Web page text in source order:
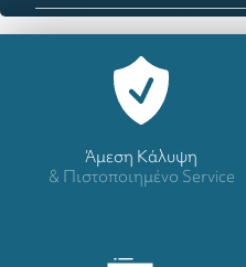
Άμεση Κάλυψη
& Πιστοποιημένο Service